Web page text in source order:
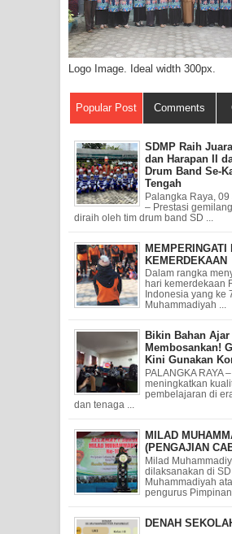
Logo Image. Ideal width 300px.
Popular Post Comments
SDMP Raih Juara
dan Harapan II
Drum Band Se-
Tengah
Palangka Raya,
– Prestasi
diraih oleh tim drum band SD ...
MEMPERINGATI
KEMERDEKAAN
Dalam rangka
hari kemerdekaan
Indonesia yang ke
Muhammadiyah ...
Bikin Bahan
Membosankan!
Kini Gunakan
PALANGKA RAYA
meningkatkan
pembelajaran di
dan tenaga ...
MILAD
(PENGAJIAN
Milad
dilaksanakan di SD
Muhammadiyah
pengurus Pimpinan
DENAH